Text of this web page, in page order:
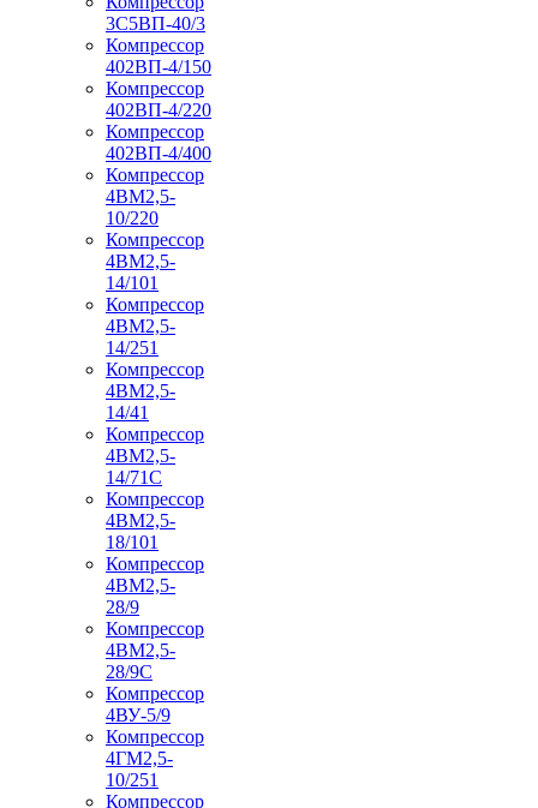
3С5ВП-40/3
Компрессор
402ВП-4/150
Компрессор
402ВП-4/220
Компрессор
402ВП-4/400
Компрессор
4ВМ2,5-
10/220
Компрессор
4ВМ2,5-
14/101
Компрессор
4ВМ2,5-
14/251
Компрессор
4ВМ2,5-
14/41
Компрессор
4ВМ2,5-
14/71C
Компрессор
4ВМ2,5-
18/101
Компрессор
4ВМ2,5-
28/9
Компрессор
4ВМ2,5-
28/9С
Компрессор
4ВУ-5/9
Компрессор
4ГМ2,5-
10/251
Компрессор